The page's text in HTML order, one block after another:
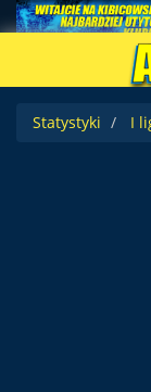
Statystyki
I